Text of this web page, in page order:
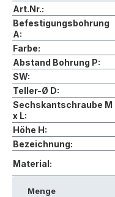
Art.Nr.:
Befestigungsbohrung
A:
Farbe:
Abstand Bohrung P:
SW:
Teller-Ø D:
Sechskantschraube M
x L:
Höhe H:
Bezeichnung:
Material:
Menge